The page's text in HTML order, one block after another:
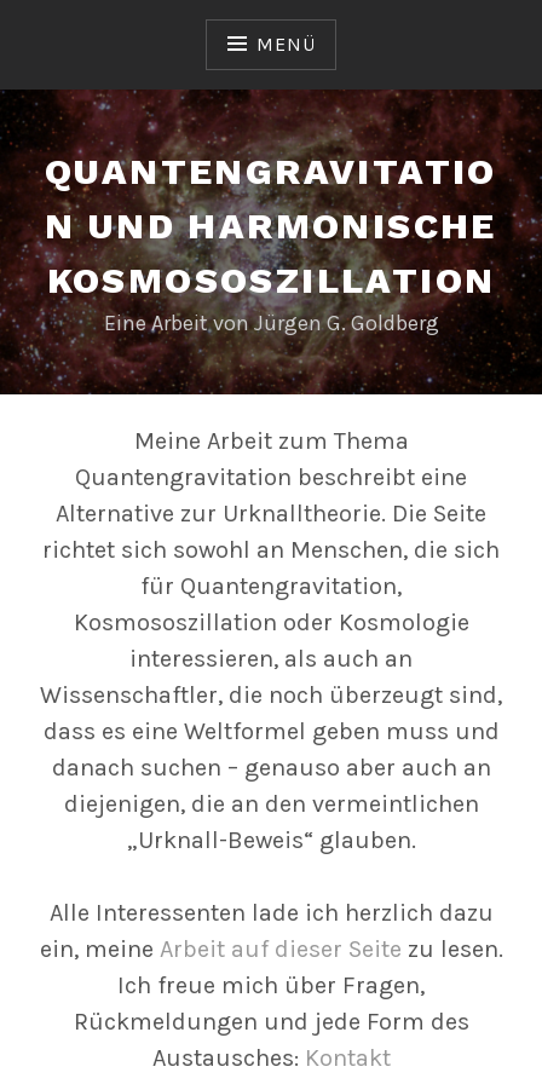
MENÜ
QUANTENGRAVITATIO
N UND HARMONISCHE
KOSMOSOSZILLATION
Eine Arbeit von Jürgen G. Goldberg
Meine Arbeit zum Thema
Quantengravitation beschreibt eine
Alternative zur Urknalltheorie. Die Seite
richtet sich sowohl an Menschen, die sich
für Quantengravitation,
Kosmososzillation oder Kosmologie
interessieren, als auch an
Wissenschaftler, die noch überzeugt sind,
dass es eine Weltformel geben muss und
danach suchen – genauso aber auch an
diejenigen, die an den vermeintlichen
„Urknall-Beweis“ glauben.
Alle Interessenten lade ich herzlich dazu
ein, meine Arbeit auf dieser Seite zu lesen.
Ich freue mich über Fragen,
Rückmeldungen und jede Form des
Austausches: Kontakt